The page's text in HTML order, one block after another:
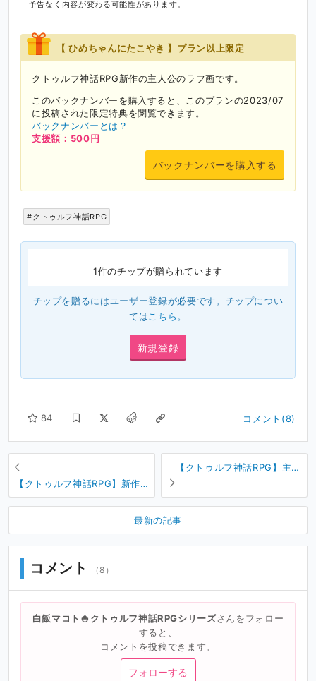
予告なく内容が変わる可能性があります。
【 ひめちゃんにたこやき 】プラン以上限定
クトゥルフ神話RPG新作の主人公のラフ画です。
このバックナンバーを購入すると、このプランの2023/07
に投稿された限定特典を閲覧できます。
バックナンバーとは？
支援額：500円
バックナンバーを購入する
#クトゥルフ神話RPG
1件のチップが贈られています
チップを贈るにはユーザー登録が必要です。チップについ
てはこちら。
新規登録
84 コメント(8)
【クトゥルフ神話RPG】新作
のゲーム画面
【クトゥルフ神話RPG】主人
最新の記事
コメント （8）
白飯マコト🍚クトゥルフ神話RPGシリーズさんをフォロー
すると、
コメントを投稿できます。
フォローする